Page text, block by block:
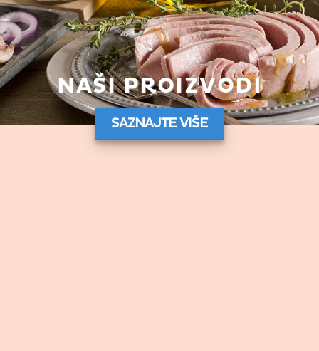
NAŠI PROIZVODI
SAZNAJTE VIŠE